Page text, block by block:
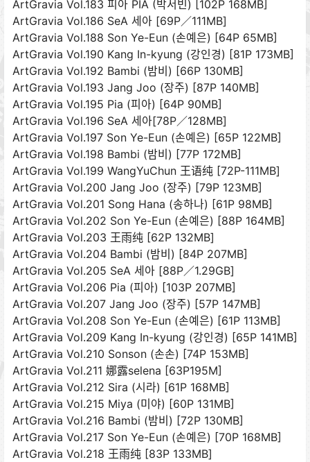
ArtGravia Vol.183 피아 PIA (박서빈) [102P 168MB]
ArtGravia Vol.186 SeA 세아 [69P／111MB]
ArtGravia Vol.188 Son Ye-Eun (손예은) [64P 65MB]
ArtGravia Vol.190 Kang In-kyung (강인경) [81P 173MB]
ArtGravia Vol.192 Bambi (밤비) [66P 130MB]
ArtGravia Vol.193 Jang Joo (장주) [87P 140MB]
ArtGravia Vol.195 Pia (피아) [64P 90MB]
ArtGravia Vol.196 SeA 세아[78P／128MB]
ArtGravia Vol.197 Son Ye-Eun (손예은) [65P 122MB]
ArtGravia Vol.198 Bambi (밤비) [77P 172MB]
ArtGravia Vol.199 WangYuChun 王语纯 [72P-111MB]
ArtGravia Vol.200 Jang Joo (장주) [79P 123MB]
ArtGravia Vol.201 Song Hana (송하나) [61P 98MB]
ArtGravia Vol.202 Son Ye-Eun (손예은) [88P 164MB]
ArtGravia Vol.203 王雨纯 [62P 132MB]
ArtGravia Vol.204 Bambi (밤비) [84P 207MB]
ArtGravia Vol.205 SeA 세아 [88P／1.29GB]
ArtGravia Vol.206 Pia (피아) [103P 207MB]
ArtGravia Vol.207 Jang Joo (장주) [57P 147MB]
ArtGravia Vol.208 Son Ye-Eun (손예은) [61P 113MB]
ArtGravia Vol.209 Kang In-kyung (강인경) [65P 141MB]
ArtGravia Vol.210 Sonson (손손) [74P 153MB]
ArtGravia Vol.211 娜露selena [63P195M]
ArtGravia Vol.212 Sira (시라) [61P 168MB]
ArtGravia Vol.215 Miya (미야) [60P 131MB]
ArtGravia Vol.216 Bambi (밤비) [72P 130MB]
ArtGravia Vol.217 Son Ye-Eun (손예은) [70P 168MB]
ArtGravia Vol.218 王雨纯 [83P 133MB]